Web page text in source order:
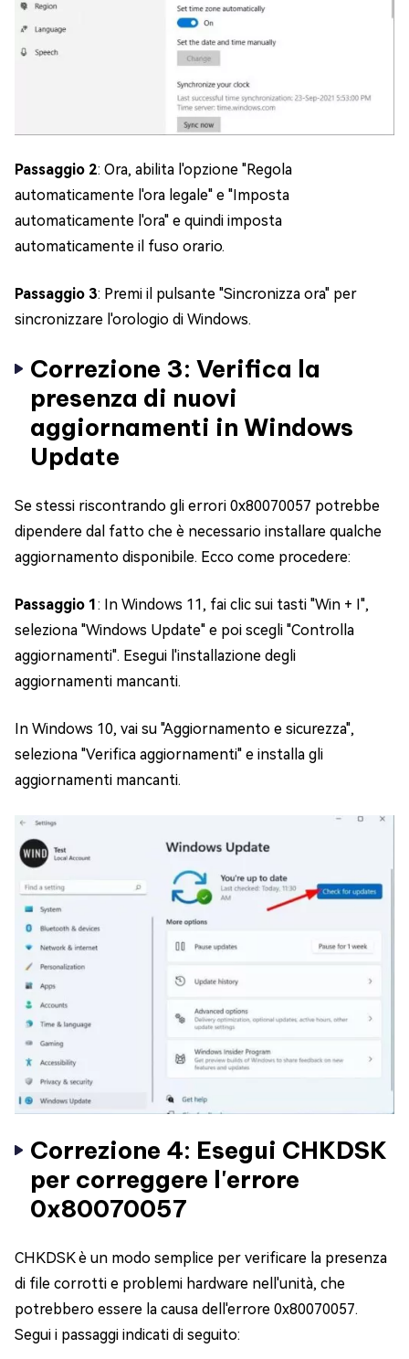
Passaggio 2: Ora, abilita l'opzione "Regola
automaticamente l'ora legale" e "Imposta
automaticamente l'ora" e quindi imposta
automaticamente il fuso orario.
Passaggio 3: Premi il pulsante "Sincronizza ora" per
sincronizzare l'orologio di Windows.
Correzione 3: Verifica la
presenza di nuovi
aggiornamenti in Windows
Update
Se stessi riscontrando gli errori 0x80070057 potrebbe
dipendere dal fatto che è necessario installare qualche
aggiornamento disponibile. Ecco come procedere:
Passaggio 1: In Windows 11, fai clic sui tasti "Win + I",
seleziona "Windows Update" e poi scegli "Controlla
aggiornamenti". Esegui l'installazione degli
aggiornamenti mancanti.
In Windows 10, vai su "Aggiornamento e sicurezza",
seleziona "Verifica aggiornamenti" e installa gli
aggiornamenti mancanti.
Correzione 4: Esegui CHKDSK
per correggere l'errore
0x80070057
CHKDSK è un modo semplice per verificare la presenza
di file corrotti e problemi hardware nell'unità, che
potrebbero essere la causa dell'errore 0x80070057.
Segui i passaggi indicati di seguito: